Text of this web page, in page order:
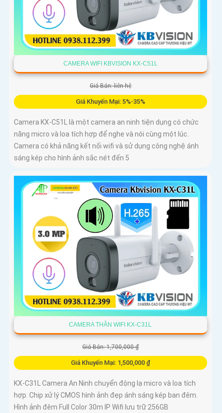
CAMERA WIFI KBVISION KX-C51L
Giá Bán: liên hệ
Giá Khuyến Mại: 5%-35%
Camera KX-C51L là một camera an ninh tiện dụng có chức
năng micro và loa tích hợp để nghe và nói cùng một lúc.
Camera có khả năng kết nối wifi và sử dụng công nghệ ánh
sáng kép cho hình ảnh sắc nét đến 5
CAMERA THÂN WIFI KX-C31L
Giá Bán: 1,700,000 ₫
Giá Khuyến Mại: 1,500,000 ₫
KX-C31L Camera An Ninh chuyển động lạ micro và loa tích
hợp. Chip xử lý CMOS hình ảnh đẹp ánh sáng kép ban đêm.
Hình ảnh đêm Full Color 30m IP Wifi lưu trữ 256GB